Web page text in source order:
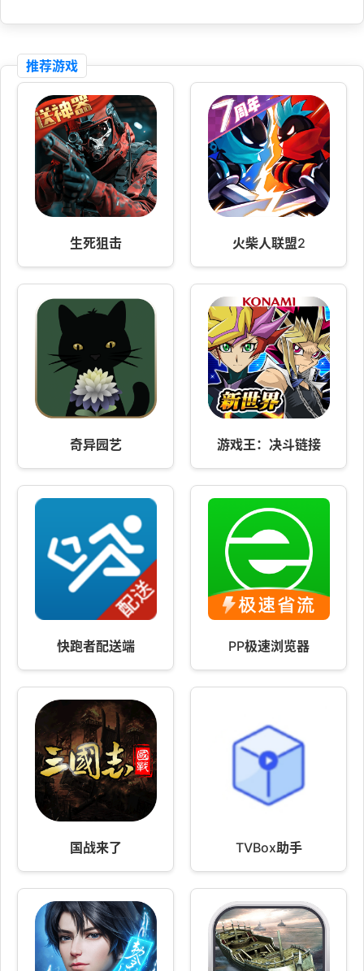
推荐游戏
生死狙击 火柴人联盟2
奇异园艺 游戏王：决斗链接
快跑者配送端 PP极速浏览器
国战来了 TVBox助手